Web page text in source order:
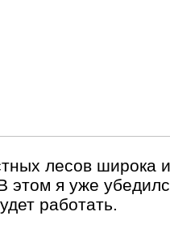
лесов широка
я уже
работать.